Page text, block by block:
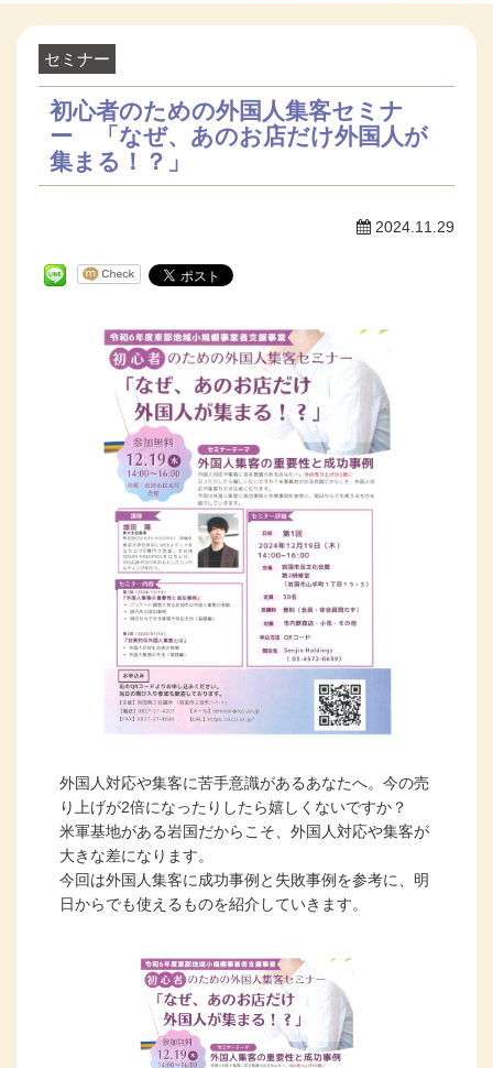
セミナー
初心者のための外国人集客セミナ
ー 「なぜ、あのお店だけ外国人が
集まる！？」
2024.11.29
外国人対応や集客に苦手意識があるあなたへ。今の売
り上げが2倍になったりしたら嬉しくないですか？
米軍基地がある岩国だからこそ、外国人対応や集客が
大きな差になります。
今回は外国人集客に成功事例と失敗事例を参考に、明
日からでも使えるものを紹介していきます。